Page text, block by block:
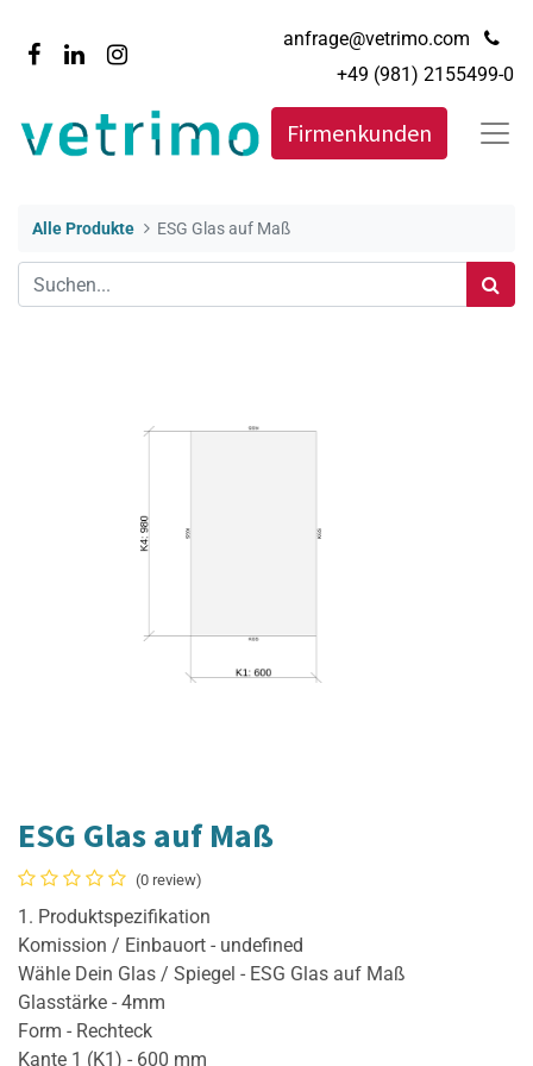
anfrage@vetrimo.com
+49 (981) 2155499-0
Firmenkunden
Alle Produkte ESG Glas auf Maß
ESG Glas auf Maß
(0 review)
1. Produktspezifikation
Komission / Einbauort - undefined
Wähle Dein Glas / Spiegel - ESG Glas auf Maß
Glasstärke - 4mm
Form - Rechteck
Kante 1 (K1) - 600 mm